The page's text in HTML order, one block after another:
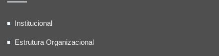
Institucional
Estrutura Organizacional